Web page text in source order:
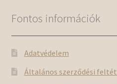
Fontos információk
Adatvédelem
Általános szerződési